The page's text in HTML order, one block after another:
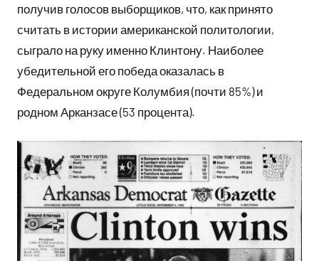
получив голосов выборщиков, что, как принято
считать в истории американской политологии,
сыграло на руку именно Клинтону. Наиболее
убедительной его победа оказалась в
Федеральном округе Колумбия (почти 85%) и
родном Арканзасе (53 процента).